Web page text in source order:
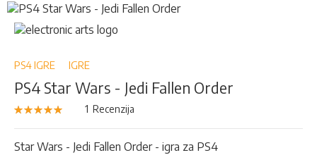
Skip
to
the
of
images
gallery
Skip
to
beginning
the
images
PS4 IGRE IGRE
PS4 Star Wars - Jedi Fallen Order
Rejting:
100
% of 100
1 Recenzija
Star Wars - Jedi Fallen Order - igra za PS4